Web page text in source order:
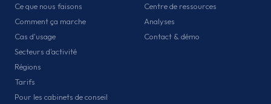
Ce que nous faisons
Comment ça marche
Cas d'usage
Secteurs d'activité
Régions
Tarifs
Pour les cabinets de conseil
Centre de ressources
Analyses
Contact & démo